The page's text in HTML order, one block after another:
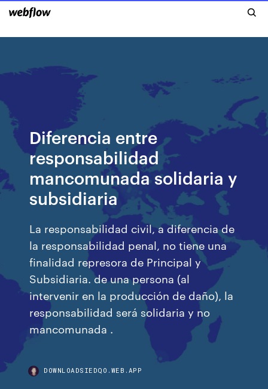
Diferencia entre
responsabilidad
mancomunada solidaria y
subsidiaria
La responsabilidad civil, a diferencia de
la responsabilidad penal, no tiene una
finalidad represora de Principal y
Subsidiaria. de una persona (al
intervenir en la producción de daño), la
responsabilidad será solidaria y no
mancomunada .
DOWNLOADSIEDQO.WEB.APP